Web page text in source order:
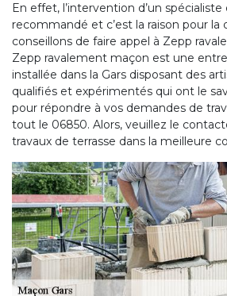
En effet, l’intervention d’un
recommandé et c’est la raison pour la
conseillons de faire appel à Zepp
Zepp ravalement maçon est une
installée dans la Gars disposant des
qualifiés et expérimentés qui ont le
pour répondre à vos demandes de
tout le 06850. Alors, veuillez le
travaux de terrasse dans la meilleure